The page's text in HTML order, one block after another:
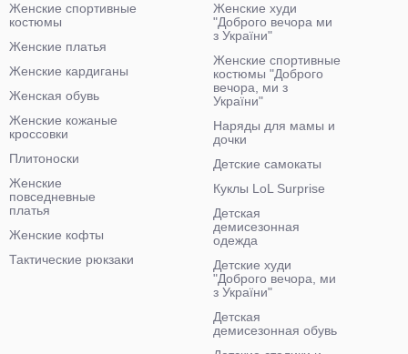
Женские спортивные
костюмы
Женские платья
Женские кардиганы
Женская обувь
Женские кожаные
кроссовки
Плитоноски
Женские
повседневные
платья
Женские кофты
Тактические рюкзаки
Женские худи
"Доброго вечора ми
з України"
Женские спортивные
костюмы "Доброго
вечора, ми з
України"
Наряды для мамы и
дочки
Детские самокаты
Куклы LoL Surprise
Детская
демисезонная
одежда
Детские худи
"Доброго вечора, ми
з України"
Детская
демисезонная обувь